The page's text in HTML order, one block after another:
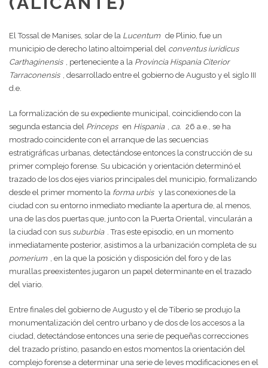
El Tossal de Manises, solar de la Lucentum de Plinio, fue un
municipio de derecho latino altoimperial del conventus iuridicus
Carthaginensis , perteneciente a la Provincia Hispania Citerior
Tarraconensis , desarrollado entre el gobierno de Augusto y el siglo III
d.e.
La formalización de su expediente municipal, coincidiendo con la
segunda estancia del Princeps en Hispania , ca. 26 a.e., se ha
mostrado coincidente con el arranque de las secuencias
estratigráficas urbanas, detectándose entonces la construcción de su
primer complejo forense. Su ubicación y orientación determinó el
trazado de los dos ejes viarios principales del municipio, formalizando
desde el primer momento la forma urbis y las conexiones de la
ciudad con su entorno inmediato mediante la apertura de, al menos,
una de las dos puertas que, junto con la Puerta Oriental, vincularán a
la ciudad con sus suburbia . Tras este episodio, en un momento
inmediatamente posterior, asistimos a la urbanización completa de su
pomerium , en la que la posición y disposición del foro y de las
murallas preexistentes jugaron un papel determinante en el trazado
del viario.
Entre finales del gobierno de Augusto y el de Tiberio se produjo la
monumentalización del centro urbano y de dos de los accesos a la
ciudad, detectándose entonces una serie de pequeñas correcciones
del trazado prístino, pasando en estos momentos la orientación del
complejo forense a determinar una serie de leves modificaciones en el